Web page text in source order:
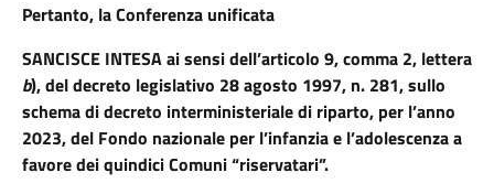
Pertanto, la Conferenza unificata
SANCISCE INTESAai sensidell’articolo 9, comma 2, lettera
b), del decreto legislativo 28 agosto 1997, n. 281, sullo
schema di decreto interministeriale di riparto, per l’anno
2023, del Fondo nazionale per l’infanzia e l’adolescenza a
favore deiquindiciComuni “riservatari”.